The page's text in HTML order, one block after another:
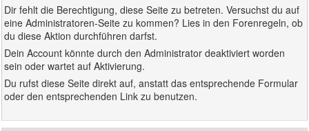
Dir fehlt die Berechtigung, diese Seite zu betreten. Versuchst du auf
eine Administratoren-Seite zu kommen? Lies in den Forenregeln, ob
du diese Aktion durchführen darfst.
Dein Account könnte durch den Administrator deaktiviert worden
sein oder wartet auf Aktivierung.
Du rufst diese Seite direkt auf, anstatt das entsprechende Formular
oder den entsprechenden Link zu benutzen.